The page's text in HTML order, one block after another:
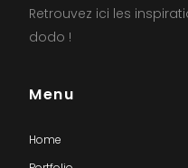
Retrouvez ici les
dodo !
Menu
Home